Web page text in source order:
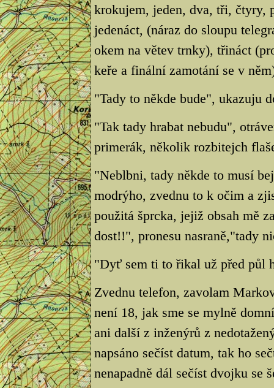
krokujem, jeden, dva, tři, čtyry,
jedenáct, (náraz do sloupu
okem na větev trnky), třináct
keře a finální zamotání se v
"Tady to někde bude", ukazuju
"Tak tady hrabat nebudu",
primerák, několik rozbitejch
"Neblbni, tady někde to musí
modrýho, zvednu to k očim a
použitá šprcka, jejiž obsah mě
dost!!", pronesu nasraně,"tady
"Dyť sem ti to řikal už před půl
Zvednu telefon, zavolam
není 18, jak sme se mylně
ani další z inženýrů z
napsáno sečíst datum, tak ho
nenapadně dál sečíst dvojku se